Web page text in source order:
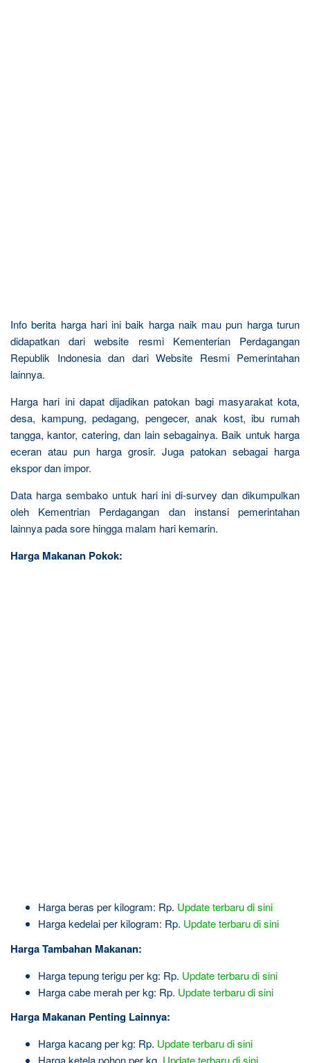
Info berita harga hari ini baik harga naik mau pun harga turun
didapatkan dari website resmi Kementerian Perdagangan
Republik Indonesia dan dari Website Resmi Pemerintahan
lainnya.
Harga hari ini dapat dijadikan patokan bagi masyarakat kota,
desa, kampung, pedagang, pengecer, anak kost, ibu rumah
tangga, kantor, catering, dan lain sebagainya. Baik untuk harga
eceran atau pun harga grosir. Juga patokan sebagai harga
ekspor dan impor.
Data harga sembako untuk hari ini di-survey dan dikumpulkan
oleh Kementrian Perdagangan dan instansi pemerintahan
lainnya pada sore hingga malam hari kemarin.
Harga Makanan Pokok:
Harga beras per kilogram: Rp. Update terbaru di sini
Harga kedelai per kilogram: Rp. Update terbaru di sini
Harga Tambahan Makanan:
Harga tepung terigu per kg: Rp. Update terbaru di sini
Harga cabe merah per kg: Rp. Update terbaru di sini
Harga Makanan Penting Lainnya:
Harga kacang per kg: Rp. Update terbaru di sini
Harga ketela pohon per kg. Update terbaru di sini